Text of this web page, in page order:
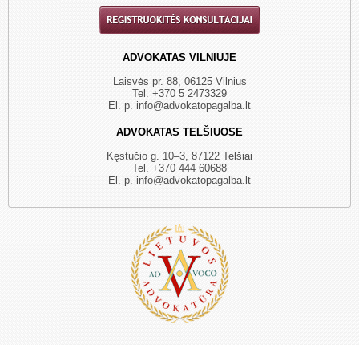
ADVOKATAS VILNIUJE
Laisvės pr. 88, 06125 Vilnius
Tel. +370 5 2473329
El. p. info@advokatopagalba.lt
ADVOKATAS TELŠIUOSE
Kęstučio g. 10–3, 87122 Telšiai
Tel. +370 444 60688
El. p. info@advokatopagalba.lt